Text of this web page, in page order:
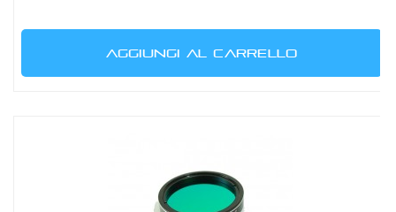
AGGIUNGI AL CARRELLO